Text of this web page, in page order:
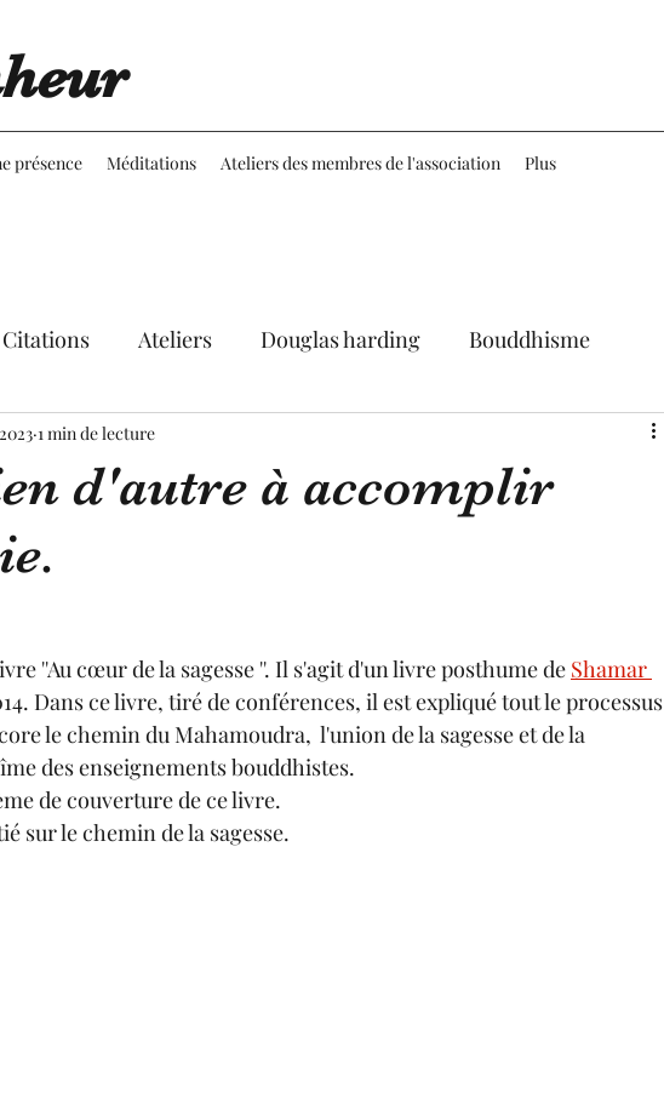
présence Méditations Ateliers des membres de l'association Plus
Citations Ateliers Douglas harding Bouddhisme
Expériences
d'autre à accomplir
1 min de lecture
''Au cœur de la sagesse ''. Il s'agit d'un livre posthume de Shamar
Dans ce livre, tiré de conférences, il est expliqué tout le processus
le chemin du Mahamoudra,  l'union de la sagesse et de la
des enseignements bouddhistes.
de couverture de ce livre.
sur le chemin de la sagesse.